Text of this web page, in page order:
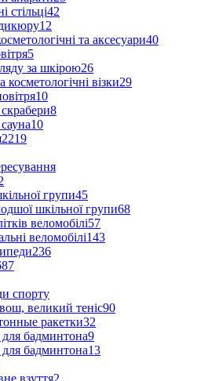
стільці42
12
та аксесуари40
5
за шкірою26
косметологічні візки29
10
скрабери8
10
2219
групи45
шкільної групи68
веломобілі57
веломобілі143
236
спорту
великий теніс90
ракетки32
бадминтона9
бадминтона13
взуття2